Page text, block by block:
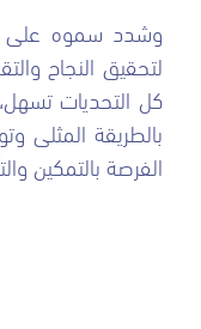
وشدد سموه على
لتحقيق النجاح
كل التحديات
بالطريقة المثلى
الفرصة بالتمكين